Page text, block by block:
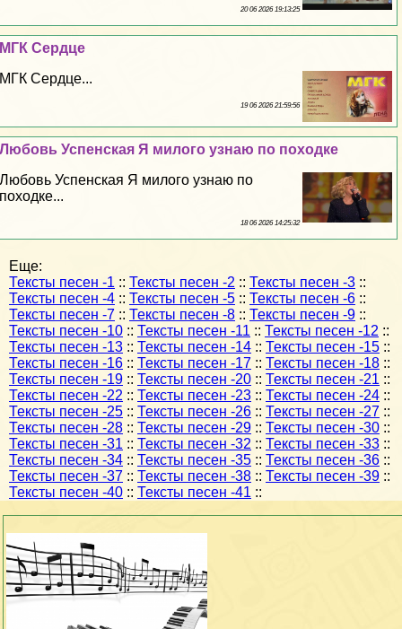
20 06 2026 19:13:25
МГК Сердце
МГК Сердце...
19 06 2026 21:59:56
Любовь Успенская Я милого узнаю по походке
Любовь Успенская Я милого узнаю по
походке...
18 06 2026 14:25:32
Еще:
Тексты песен -1 :: Тексты песен -2 :: Тексты песен -3 ::
Тексты песен -4 :: Тексты песен -5 :: Тексты песен -6 ::
Тексты песен -7 :: Тексты песен -8 :: Тексты песен -9 ::
Тексты песен -10 :: Тексты песен -11 :: Тексты песен -12 ::
Тексты песен -13 :: Тексты песен -14 :: Тексты песен -15 ::
Тексты песен -16 :: Тексты песен -17 :: Тексты песен -18 ::
Тексты песен -19 :: Тексты песен -20 :: Тексты песен -21 ::
Тексты песен -22 :: Тексты песен -23 :: Тексты песен -24 ::
Тексты песен -25 :: Тексты песен -26 :: Тексты песен -27 ::
Тексты песен -28 :: Тексты песен -29 :: Тексты песен -30 ::
Тексты песен -31 :: Тексты песен -32 :: Тексты песен -33 ::
Тексты песен -34 :: Тексты песен -35 :: Тексты песен -36 ::
Тексты песен -37 :: Тексты песен -38 :: Тексты песен -39 ::
Тексты песен -40 :: Тексты песен -41 ::